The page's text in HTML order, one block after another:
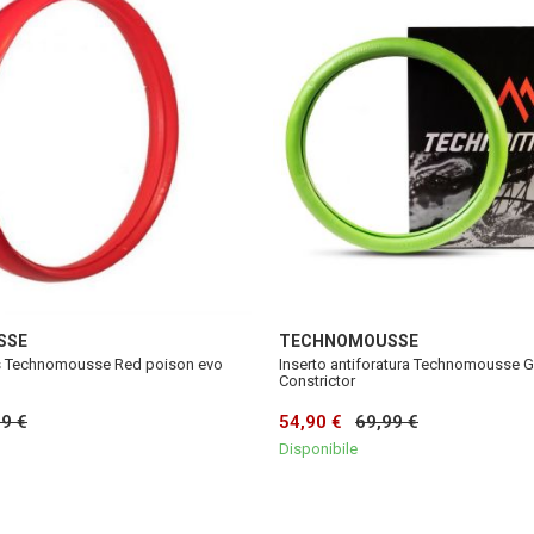
Technomousse Red poison evo
€
TECHNOMOUSSE
Inserto antiforatura Technomousse
Constrictor
54,90 € 69,99 €
Disponibile